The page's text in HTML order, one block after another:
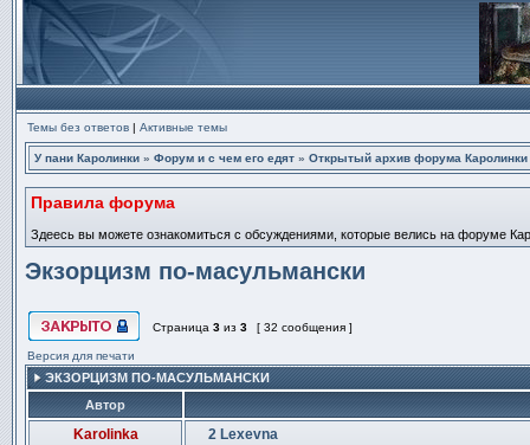
Темы без ответов | Активные темы
У пани Каролинки » Форум и с чем его едят » Открытый архив форума Каролинки
Правила форума
Здеесь вы можете ознакомиться с обсуждениями, которые велись на форуме
Экзорцизм по-масульмански
Страница 3 из 3 [ 32 сообщения ]
Версия для печати
ЭКЗОРЦИЗМ ПО-МАСУЛЬМАНСКИ
Автор
Karolinka
2 Lexevna